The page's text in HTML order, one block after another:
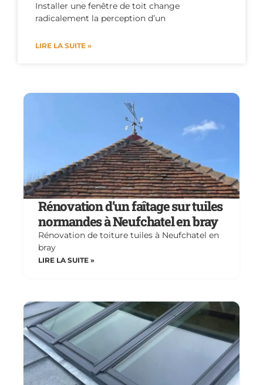
Installer une fenêtre de toit change
radicalement la perception d’un
LIRE LA SUITE »
Rénovation d’un faîtage sur tuiles
normandes à Neufchatel en bray
Rénovation de toiture tuiles à Neufchatel en
bray
LIRE LA SUITE »